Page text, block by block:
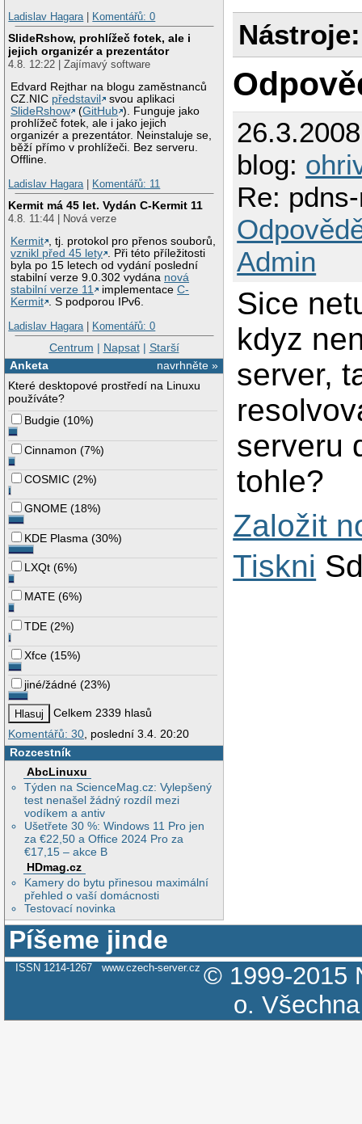
Ladislav Hagara| Komentářů: 0
SlideRshow, prohlížeč fotek, ale i
jejich organizér a prezentátor
4.8. 12:22 | Zajímavý software
Edvard Rejthar na blogu zaměstnanců
CZ.NIC představil
svou aplikaci
SlideRshow
(GitHub ). Funguje jako
prohlížeč fotek, ale i jako jejich
organizér a prezentátor. Neinstaluje se,
běží přímo v prohlížeči. Bez serveru.
Offline.
Ladislav Hagara| Komentářů: 11
Kermit má 45 let. Vydán C-Kermit 11
4.8. 11:44 | Nová verze
Kermit , tj. protokol pro přenos souborů,
vznikl před 45 lety . Při této příležitosti
byla po 15 letech od vydání poslední
stabilní verze 9.0.302 vydána nová
stabilní verze 11
implementaceC-
Kermit . S podporou IPv6.
Ladislav Hagara| Komentářů: 0
Centrum | Napsat| Starší
navrhněte »
Anketa
Které desktopové prostředí na Linuxu
používáte?
Budgie (10%)
Cinnamon (7%)
COSMIC (2%)
GNOME (18%)
KDE Plasma (30%)
LXQt (6%)
MATE (6%)
TDE (2%)
Xfce (15%)
jiné/žádné (23%)
Celkem 2339 hlasů
Komentářů: 30 , poslední 3.4. 20:20
Rozcestník
AbcLinuxu
Týden na ScienceMag.cz: Vylepšený
test nenašel žádný rozdíl mezi
vodíkem a antiv
Ušetřete 30 %: Windows 11 Pro jen
za €22,50 a Office 2024 Pro za
€17,15 – akce B
HDmag.cz
Kamery do bytu přinesou maximální
přehled o vaší domácnosti
Testovací novinka
Nástroje:
blog:
Re:
Admin
Sice
kdyz
server,
serveru
tohle?
Založit
Tiskni
Píšeme jinde
ISSN 1214-1267 www.czech-server.cz © 1999-2015
o.